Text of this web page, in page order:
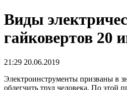
Виды
гайковертов 20
21:29 20.06.2019
Электроинструменты призваны в
облегчить труд человека. По этой